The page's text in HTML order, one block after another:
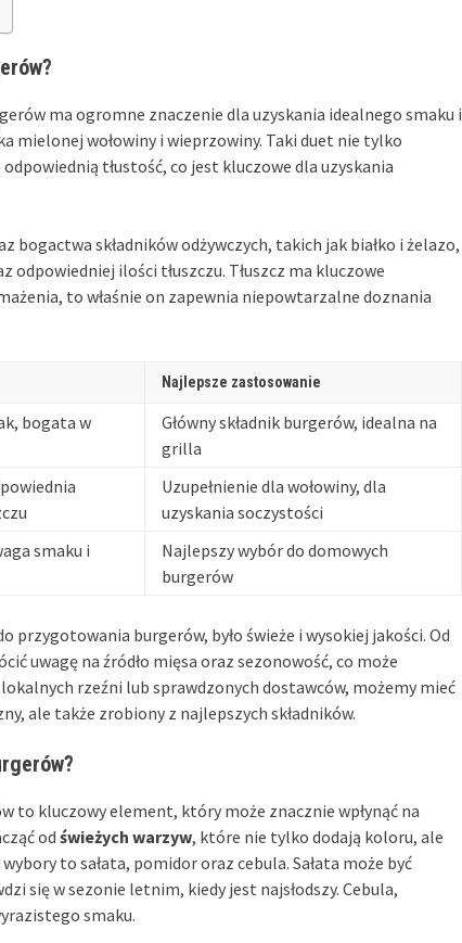
ma ogromne znaczenie dla uzyskania idealnego smaku i
mielonej wołowiny i wieprzowiny. Taki duet nie tylko
tłustość, co jest kluczowe dla uzyskania
bogactwa składników odżywczych, takich jak białko i żelazo,
ilości tłuszczu. Tłuszcz ma kluczowe
to właśnie on zapewnia niepowtarzalne doznania
Najlepsze zastosowanie
bogata w
Główny składnik burgerów, idealna na
grilla
Uzupełnienie dla wołowiny, dla
uzyskania soczystości
smaku i
Najlepszy wybór do domowych
burgerów
przygotowania burgerów, było świeże i wysokiej jakości. Od
uwagę na źródło mięsa oraz sezonowość, co może
rzeźni lub sprawdzonych dostawców, możemy mieć
ale także zrobiony z najlepszych składników.
to kluczowy element, który może znacznie wpłynąć na
od świeżych warzyw, które nie tylko dodają koloru, ale
to sałata, pomidor oraz cebula. Sałata może być
się w sezonie letnim, kiedy jest najsłodszy. Cebula,
smaku.